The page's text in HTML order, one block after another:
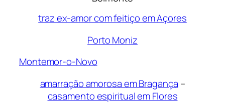
traz ex-amor com feitiço em Açores
Porto Moniz
Montemor-o-Novo
amarração amorosa em Bragança –
casamento espiritual em Flores